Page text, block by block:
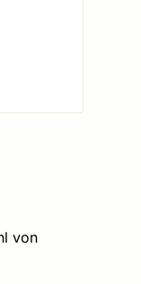
von